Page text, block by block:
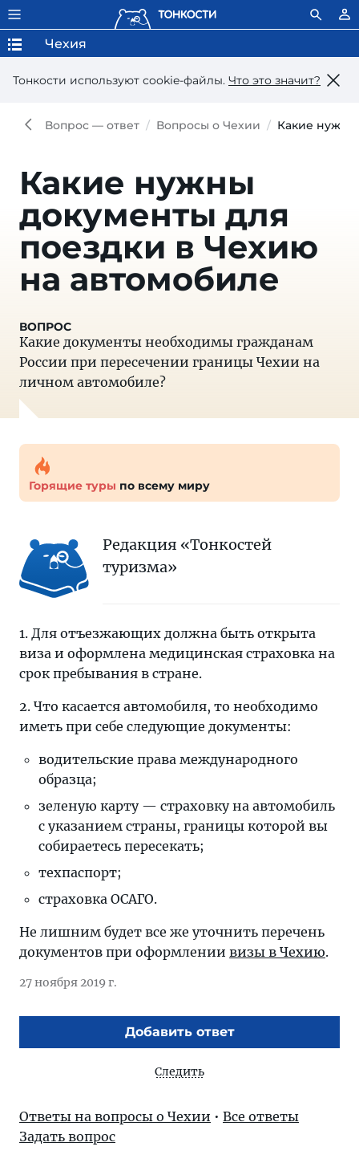
Тонкости используют сookie-файлы. Что это значит?
Чехия
Вопрос — ответ Вопросы о Чехии Какие нужны
Какие нужны
документы для
поездки в Чехию
на автомобиле
Какие документы необходимы гражданам
России при пересечении границы Чехии на
личном автомобиле?
Горящие туры по всему миру
Редакция «Тонкостей
туризма»
1. Для отъезжающих должна быть открыта
виза и оформлена медицинская страховка на
срок пребывания в стране.
2. Что касается автомобиля, то необходимо
иметь при себе следующие документы:
водительские права международного
образца;
зеленую карту — страховку на автомобиль
с указанием страны, границы которой вы
собираетесь пересекать;
техпаспорт;
страховка ОСАГО.
Не лишним будет все же уточнить перечень
документов при оформлении визы в Чехию.
27 ноября 2019 г.
Добавить ответ
Следить
Ответы на вопросы о Чехии • Все ответы
Задать вопрос